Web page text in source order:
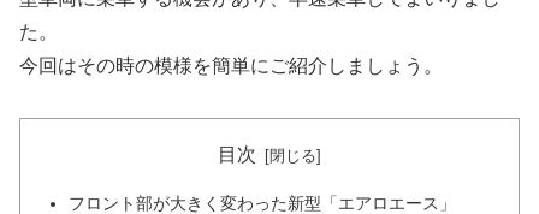
た。
今回はその時の模様を簡単にご紹介しましょう。
目次
フロント部が大きく変わった新型「エアロエース」